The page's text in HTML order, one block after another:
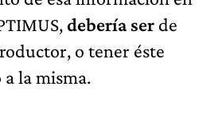
debería ser de
o tener éste
la misma.